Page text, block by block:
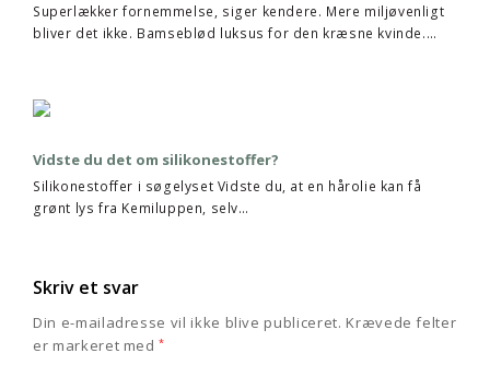
Superlækker fornemmelse, siger kendere. Mere miljøvenligt
bliver det ikke. Bamseblød luksus for den kræsne kvinde.…
Vidste du det om silikonestoffer?
Silikonestoffer i søgelyset Vidste du, at en hårolie kan få
grønt lys fra Kemiluppen, selv…
Skriv et svar
Din e-mailadresse vil ikke blive publiceret. Krævede felter
er markeret med*